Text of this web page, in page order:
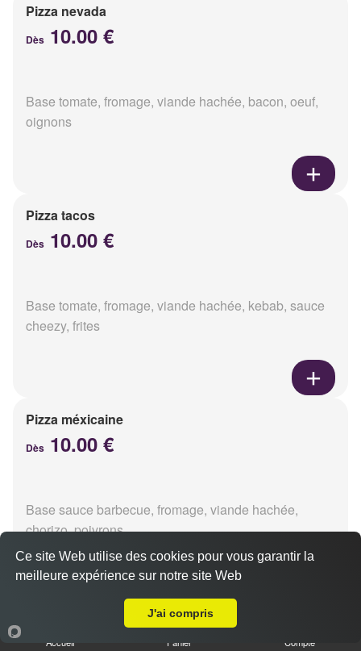
Pizza nevada
Dès 10.00 €
Base tomate, fromage, viande hachée, bacon, oeuf,
oignons
Pizza tacos
Dès 10.00 €
Base tomate, fromage, viande hachée, kebab, sauce
cheezy, frites
Pizza méxicaine
Dès 10.00 €
Base sauce barbecue, fromage, viande hachée,
chorizo, poivrons
Accueil Panier Compte
Ce site Web utilise des cookies pour vous garantir la
meilleure expérience sur notre site Web
J'ai compris